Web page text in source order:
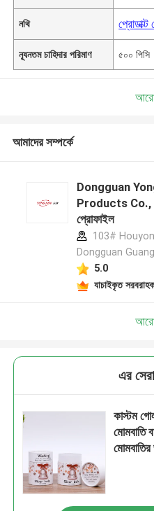
নথি
ন্যূনতম চাহিদার পরিমাণ ৫০০ পিসি
আমাদের সম্পর্কে
Dongguan
Products Co.,
প্রোফাইল
103#
Dongguan
5.0
যাচাইকৃত
এর
কাস্টম
মোমবাতি